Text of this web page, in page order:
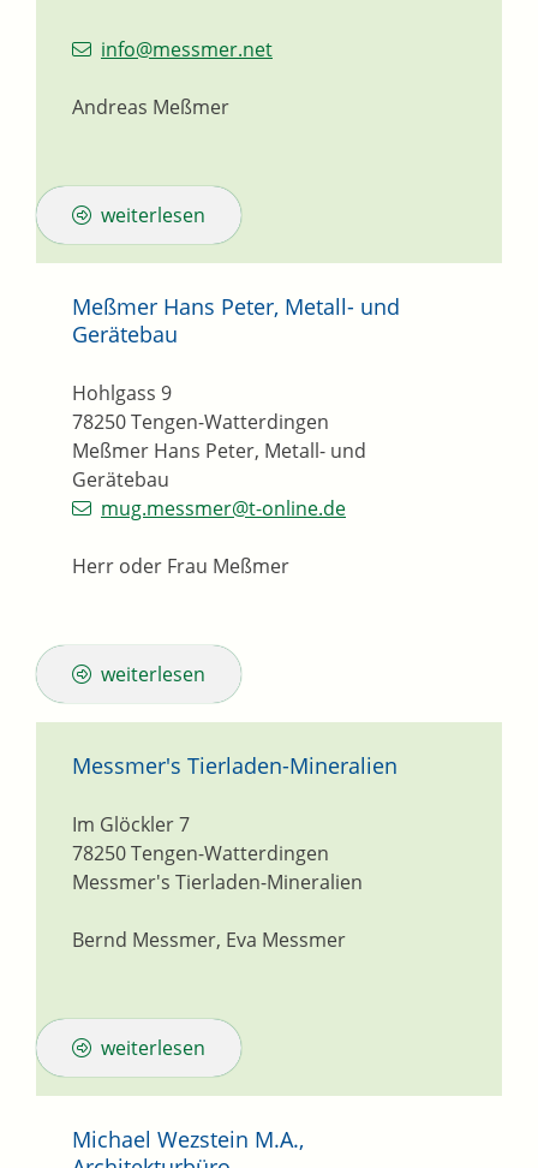
info@messmer.net
Andreas Meßmer
weiterlesen
Meßmer Hans Peter, Metall- und
Gerätebau
Meßmer Hans Peter, Metall- und
Gerätebau
Hohlgass 9
78250Tengen-Watterdingen
mug.messmer@t-online.de
Herr oder Frau Meßmer
weiterlesen
Messmer's Tierladen-Mineralien
Messmer's Tierladen-Mineralien
Im Glöckler 7
78250Tengen-Watterdingen
Bernd Messmer, Eva Messmer
weiterlesen
Michael Wezstein M.A.,